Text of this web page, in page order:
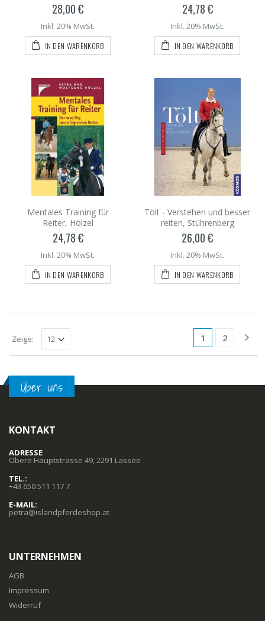
28,00 €
Inkl. 20% MwSt.
IN DEN WARENKORB
24,78 €
Inkl. 20% MwSt.
IN DEN WARENKORB
Mentales Training für
Reiter, Hölzel
24,78 €
Inkl. 20% MwSt.
IN DEN WARENKORB
Tölt - Verstehen und besser
reiten, Stührenberg
26,00 €
Inkl. 20% MwSt.
IN DEN WARENKORB
1 2
Zeige:
Über uns
KONTAKT
ADRESSE
Obere Hauptstrasse 49, 2291 Lassee
TEL.:
+43 650 511 117 7
E-MAIL:
petra@islandpferdeshop.at
UNTERNEHMEN
AGB
Impressum
Widerruf